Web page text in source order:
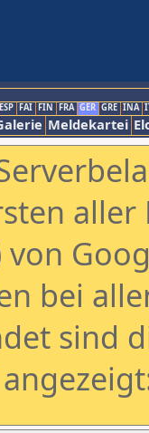
ESP FAI FIN FRA GER GRE INA
Meldekartei
aller
bei
sind